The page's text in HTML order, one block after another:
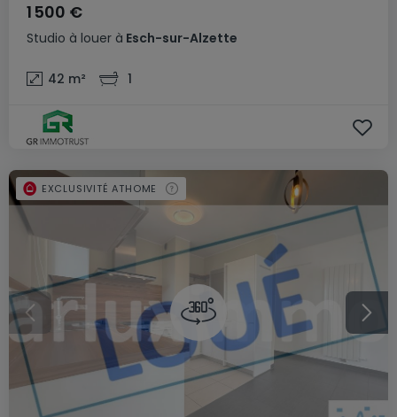
Studio à louer à Esch-sur-Alzette
1 500 €
42 m² 1
EXCLUSIVITÉ ATHOME